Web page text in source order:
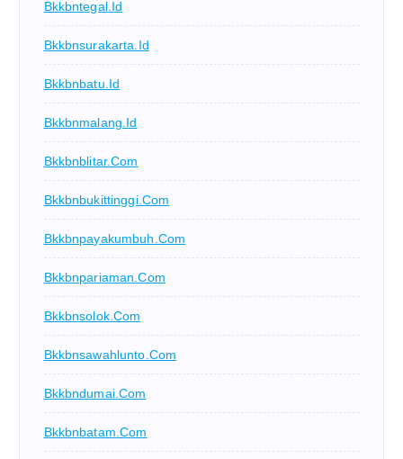
Bkkbntegal.id
Bkkbnsurakarta.id
Bkkbnbatu.id
Bkkbnmalang.id
Bkkbnblitar.com
Bkkbnbukittinggi.com
Bkkbnpayakumbuh.com
Bkkbnpariaman.com
Bkkbnsolok.com
Bkkbnsawahlunto.com
Bkkbndumai.com
Bkkbnbatam.com